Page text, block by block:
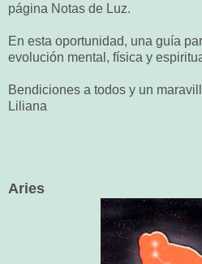
página Notas de Luz.
En esta oportunidad, una guía
evolución mental, física y
Bendiciones a todos y un
Liliana
Aries